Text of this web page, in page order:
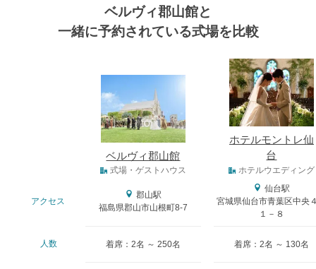
ベルヴィ郡山館と
一緒に予約されている式場を比較
ベルヴィ郡山館
ホテルモントレ仙
台
式場・ゲストハウス ホテルウエディング
アクセス
郡山駅
福島県郡山市山根町8-7
仙台駅
宮城県仙台市青葉区中央
１－８
人数 着席：2名 ～ 250名 着席：2名 ～ 130名